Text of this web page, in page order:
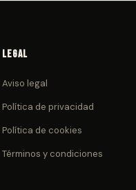
Legal
Aviso legal
Política de privacidad
Política de cookies
Términos y condiciones